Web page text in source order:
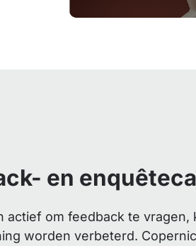
en
actief om feedback te
worden verbeterd.